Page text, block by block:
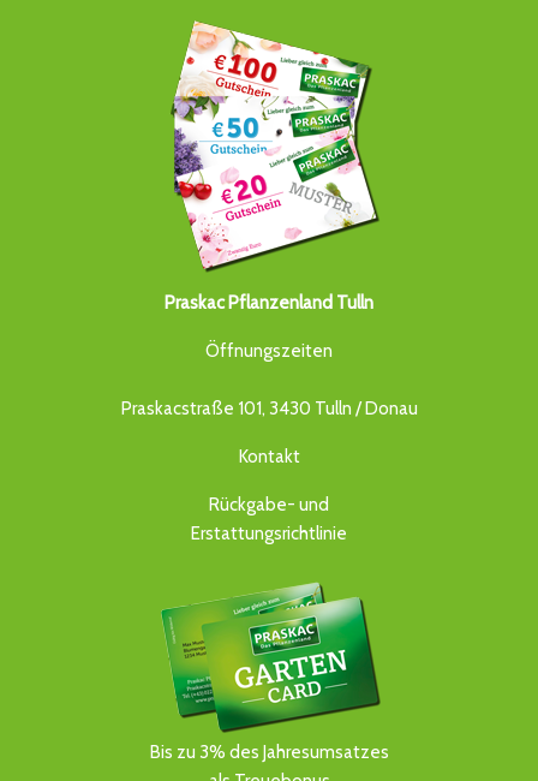
Praskac Pflanzenland Tulln
Öffnungszeiten
Praskacstraße 101, 3430 Tulln / Donau
Kontakt
Rückgabe- und
Erstattungsrichtlinie
Bis zu 3% des Jahresumsatzes